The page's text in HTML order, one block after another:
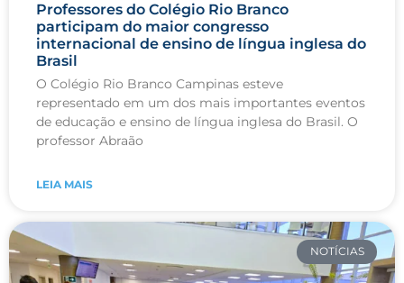
Professores do Colégio Rio Branco
participam do maior congresso
internacional de ensino de língua inglesa do
Brasil
O Colégio Rio Branco Campinas esteve
representado em um dos mais importantes eventos
de educação e ensino de língua inglesa do Brasil. O
professor Abraão
LEIA MAIS
NOTÍCIAS